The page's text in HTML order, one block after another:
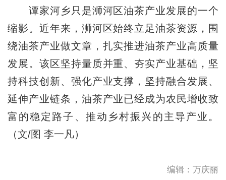
谭家河乡只是浉河区油茶产业发展的一个
缩影。近年来，浉河区始终立足油茶资源，围
绕油茶产业做文章，扎实推进油茶产业高质量
发展。该区坚持量质并重、夯实产业基础，坚
持科技创新、强化产业支撑，坚持融合发展、
延伸产业链条，油茶产业已经成为农民增收致
富的稳定路子、推动乡村振兴的主导产业。
（文/图 李一凡）
编辑：万庆丽